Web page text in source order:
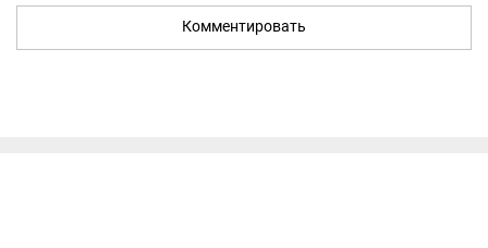
Комментировать